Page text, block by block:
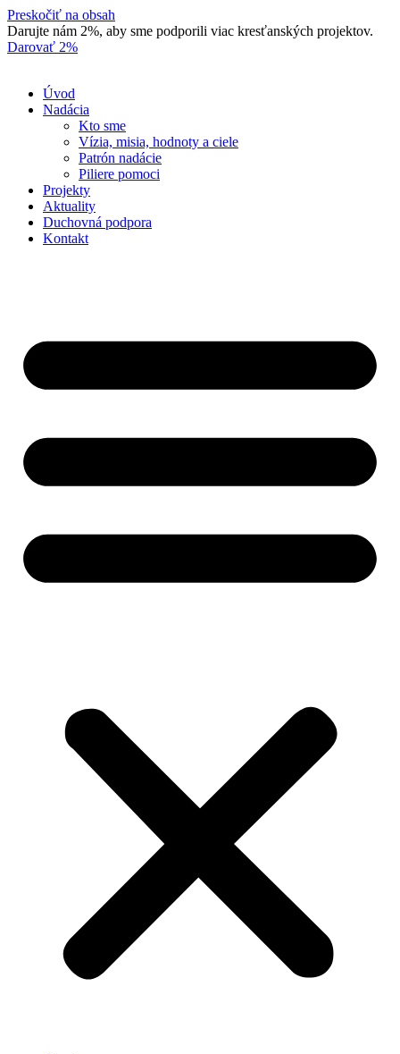
Preskočiť na obsah
Darujte nám 2%, aby sme podporili viac kresťanských projektov.
Darovať 2%
Úvod
Nadácia
Kto sme
Vízia, misia, hodnoty a ciele
Patrón nadácie
Piliere pomoci
Projekty
Aktuality
Duchovná podpora
Kontakt